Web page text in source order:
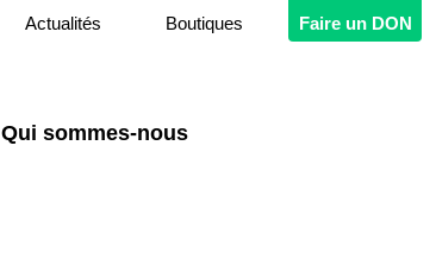
Qui sommes-nous
Actualités Boutiques Faire un DON